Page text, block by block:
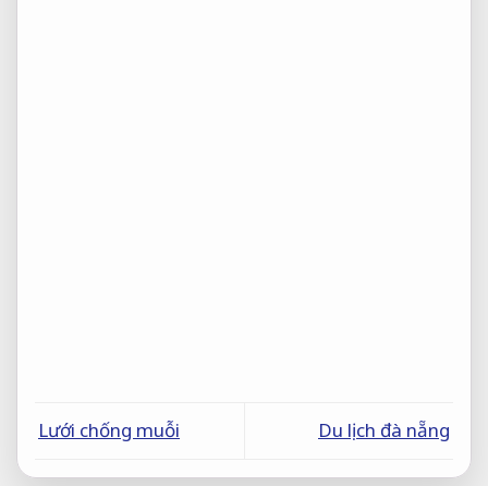
Lưới chống muỗi Du lịch đà nẵng